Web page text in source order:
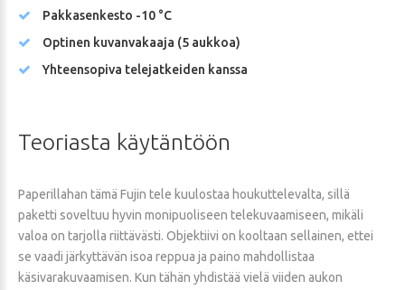
Pakkasenkesto -10 °C
Optinen kuvanvakaaja (5 aukkoa)
Yhteensopiva telejatkeiden kanssa
Teoriasta käytäntöön
Paperillahan tämä Fujin tele kuulostaa houkuttelevalta, sillä
paketti soveltuu hyvin monipuoliseen telekuvaamiseen, mikäli
valoa on tarjolla riittävästi. Objektiivi on kooltaan sellainen, ettei
se vaadi järkyttävän isoa reppua ja paino mahdollistaa
käsivarakuvaamisen. Kun tähän yhdistää vielä viiden aukon